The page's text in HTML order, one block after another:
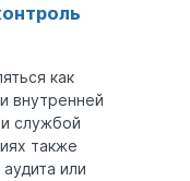
как
внутренней
службой
также
или